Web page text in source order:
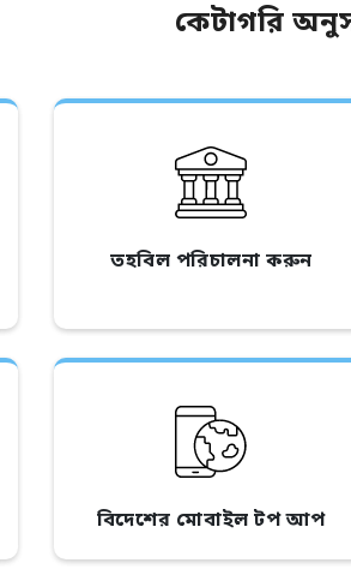
কেটাগরি
তহবিল পরিচালনা করুন
বিদেশের মোবাইল টপ আপ